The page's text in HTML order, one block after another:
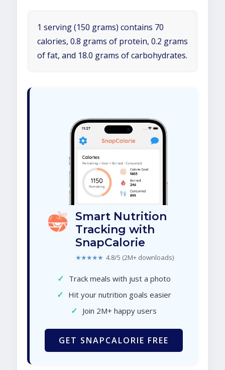
1 serving (150 grams) contains 70
calories, 0.8 grams of protein, 0.2 grams
of fat, and 18.0 grams of carbohydrates.
Smart Nutrition
Tracking with
SnapCalorie
★★★★★ 4.8/5 (2M+ downloads)
✓ Track meals with just a photo
✓ Hit your nutrition goals easier
✓ Join 2M+ happy users
GET SNAPCALORIE FREE